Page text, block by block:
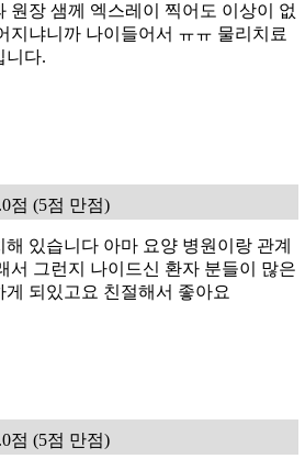
원장 샘께 엑스레이 찍어도 이상이 없
지냐니까 나이들어서 ㅠㅠ 물리치료
니다.
점 (5점 만점)
있습니다 아마 요양 병원이랑 관계
서 그런지 나이드신 환자 분들이 많은
되있고요 친절해서 좋아요
점 (5점 만점)